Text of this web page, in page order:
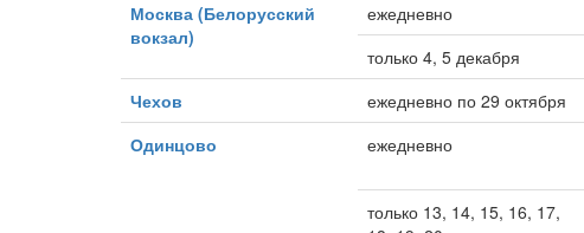
Москва (Белорусский
вокзал)
ежедневно
только 4, 5 декабря
Чехов
ежедневно по 29 октября
Одинцово
ежедневно
только 13, 14, 15, 16, 17,